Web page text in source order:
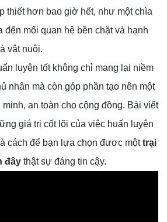
thiết hơn bao giờ hết, như một chìa
đến mối quan hệ bền chặt và hạnh
vật nuôi.
luyện tốt không chỉ mang lại niềm
nhân mà còn góp phần tạo nên một
an toàn cho cộng đồng. Bài viết
giá trị cốt lõi của việc huấn luyện
cách để bạn lựa chọn được mộttrại
đây thật sự đáng tin cậy.